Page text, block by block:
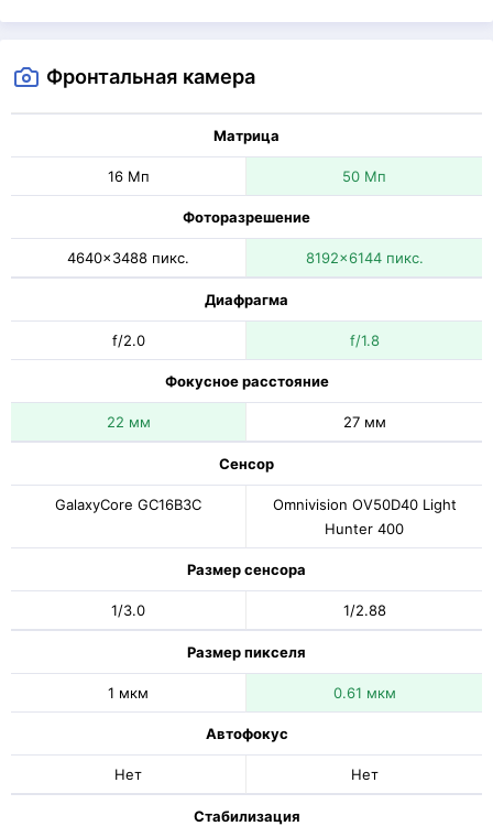
Фронтальная камера
Матрица
16 Мп 50 Мп
Фоторазрешение
4640x3488 пикс. 8192x6144 пикс.
Диафрагма
f/2.0 f/1.8
Фокусное расстояние
22 мм 27 мм
Сенсор
GalaxyCore GC16B3C
Omnivision OV50D40 Light
Hunter 400
Размер сенсора
1/3.0 1/2.88
Размер пикселя
1 мкм 0.61 мкм
Автофокус
Нет Нет
Стабилизация